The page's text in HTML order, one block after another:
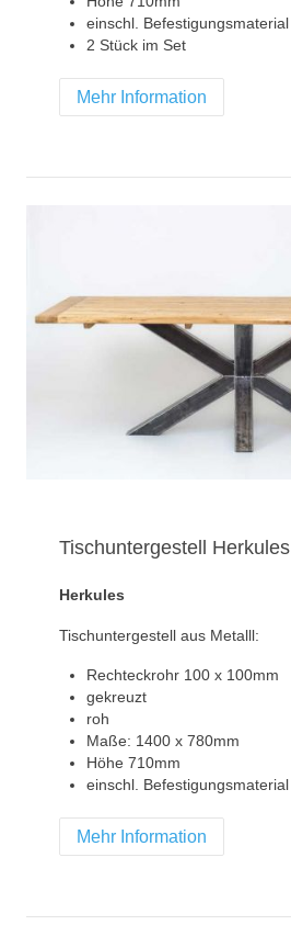
einschl. Befestigungsmaterial
2 Stück im Set
Mehr Information
Tischuntergestell Herkules
Herkules
Tischuntergestell aus Metalll:
Rechteckrohr 100 x 100mm
gekreuzt
roh
Maße: 1400 x 780mm
Höhe 710mm
einschl. Befestigungsmaterial
Mehr Information